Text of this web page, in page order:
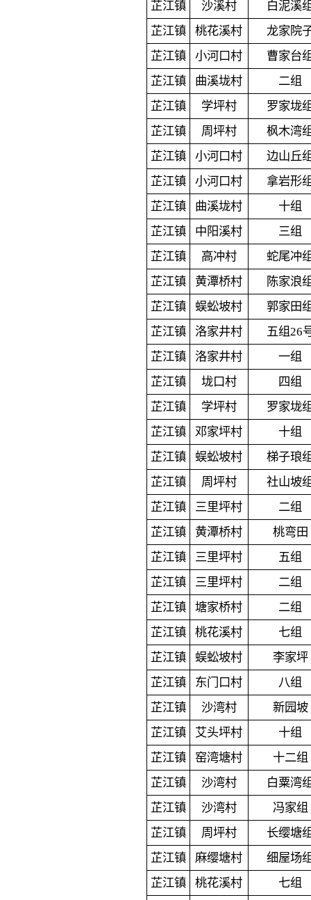
芷江镇 沙溪村
白泥溪
芷江镇
桃花溪村
龙家院
芷江镇
小河口村
曹家台
芷江镇
曲溪垅村
二组
芷江镇
学坪村
罗家垅
芷江镇
周坪村
枫木湾
芷江镇
小河口村
边山丘
芷江镇
小河口村
拿岩形
芷江镇
曲溪垅村
十组
芷江镇
中阳溪村
三组
芷江镇
高冲村
蛇尾冲
芷江镇
黄潭桥村
陈家浪
芷江镇
蜈蚣坡村
郭家田
芷江镇
洛家井村
五组26
芷江镇
洛家井村
一组
芷江镇
垅口村
四组
芷江镇
学坪村
罗家垅
芷江镇
邓家坪村
十组
芷江镇
蜈蚣坡村
梯子琅
芷江镇
周坪村
社山坡
芷江镇
三里坪村
二组
芷江镇
黄潭桥村
桃弯田
芷江镇
三里坪村
五组
芷江镇
三里坪村
二组
芷江镇
塘家桥村
二组
芷江镇
桃花溪村
七组
芷江镇
蜈蚣坡村
李家坪
芷江镇
东门口村
八组
芷江镇
沙湾村
新园坡
芷江镇
艾头坪村
十组
芷江镇
窑湾塘村
十二组
芷江镇
沙湾村
白粟湾
芷江镇
沙湾村
冯家组
芷江镇
周坪村
长缨塘
芷江镇
麻缨塘村
细屋场
芷江镇
桃花溪村
七组